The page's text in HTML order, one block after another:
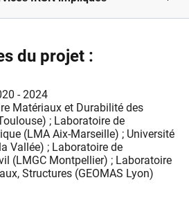
du projet :
- 2024
Matériaux et Durabilité des
; Laboratoire de
(LMA Aix-Marseille) ; Université
Vallée) ; Laboratoire de
(LMGC Montpellier) ; Laboratoire
Structures (GEOMAS Lyon)